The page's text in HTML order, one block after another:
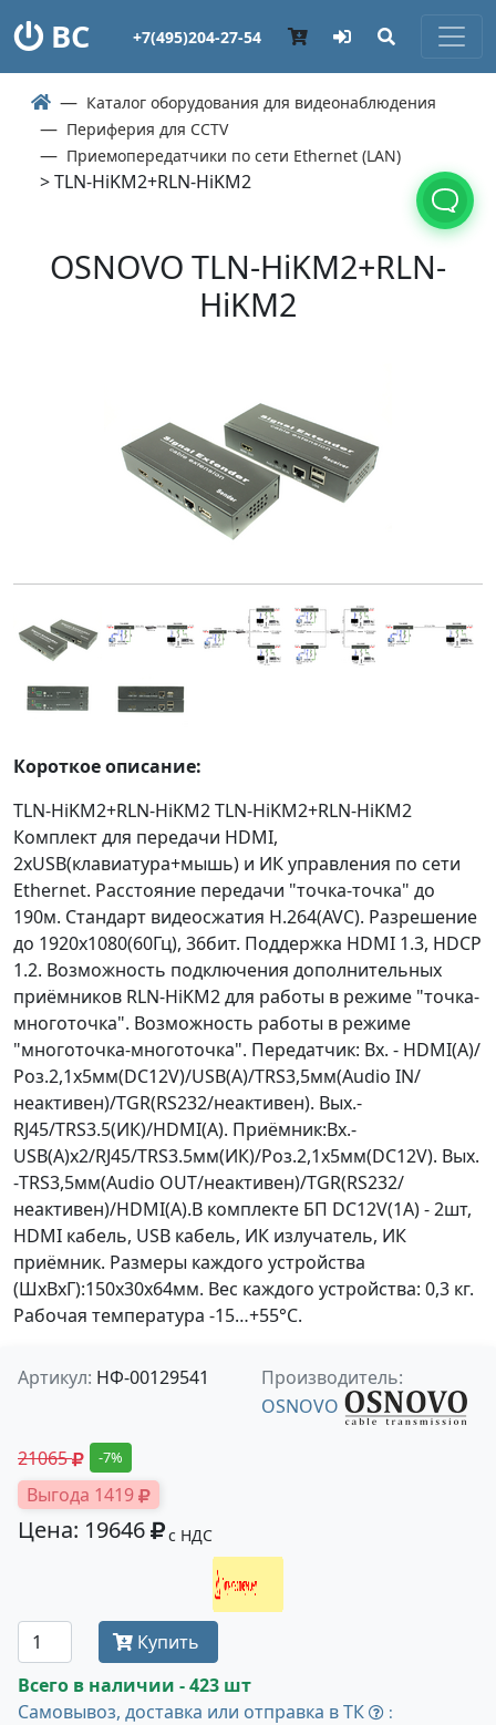
ВС +7(495)204-27-54
Каталог оборудования для видеонаблюдения
Периферия для CCTV
Приемопередатчики по сети Ethernet (LAN)
> TLN-HiKM2+RLN-HiKM2
OSNOVO TLN-HiKM2+RLN-
HiKM2
Короткое описание:
TLN-HiKM2+RLN-HiKM2 TLN-HiKM2+RLN-HiKM2
Комплект для передачи HDMI,
2хUSB(клавиатура+мышь) и ИК управления по сети
Ethernet. Расстояние передачи "точка-точка" до
190м. Стандарт видеосжатия H.264(AVC). Разрешение
до 1920x1080(60Гц), 36бит. Поддержка HDMI 1.3, HDCP
1.2. Возможность подключения дополнительных
приёмников RLN-HiKM2 для работы в режиме "точка-
многоточка". Возможность работы в режиме
"многоточка-многоточка". Передатчик: Вх. - HDMI(A)/
Роз.2,1х5мм(DC12V)/USB(A)/TRS3,5мм(Audio IN/
неактивен)/TGR(RS232/неактивен). Вых.-
RJ45/TRS3.5(ИК)/HDMI(A). Приёмник:Вх.-
USB(A)x2/RJ45/TRS3.5мм(ИК)/Роз.2,1х5мм(DC12V). Вых.
-TRS3,5мм(Audio OUT/неактивен)/TGR(RS232/
неактивен)/HDMI(A).В комплекте БП DC12V(1А) - 2шт,
HDMI кабель, USB кабель, ИК излучатель, ИК
приёмник. Размеры каждого устройства
(ШxВxГ):150x30x64мм. Вес каждого устройства: 0,3 кг.
Рабочая температура -15…+55°С.
Артикул: НФ-00129541
Производитель:
OSNOVO
21065 -7%
Выгода 1419
Цена: 19646 с НДС
Получить оптовую цену
Купить
Всего в наличии - 423 шт
Самовывоз, доставка или отправка в ТК
: